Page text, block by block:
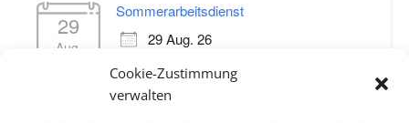
Cookie-Zustimmung
verwalten
29
Aug.
Sommerarbeitsdienst
29 Aug. 26
Regatta Prienathon (12 km)
19 Sep. 26